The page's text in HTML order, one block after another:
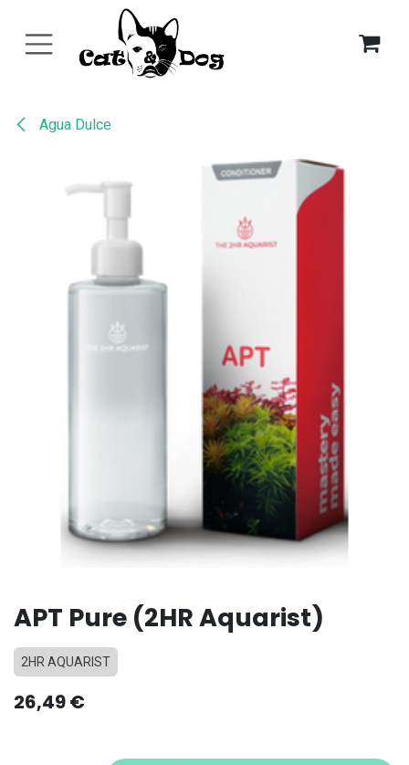
Agua Dulce
APT Pure (2HR Aquarist)
2HR AQUARIST
26,49€